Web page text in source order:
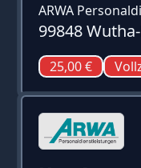
ARWA
99848
25,00 €